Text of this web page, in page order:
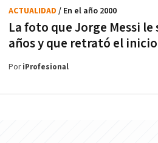
La foto que Jorge Messi le
años y que retrató el
ACTUALIDAD / En el año 2000
PoriProfesional